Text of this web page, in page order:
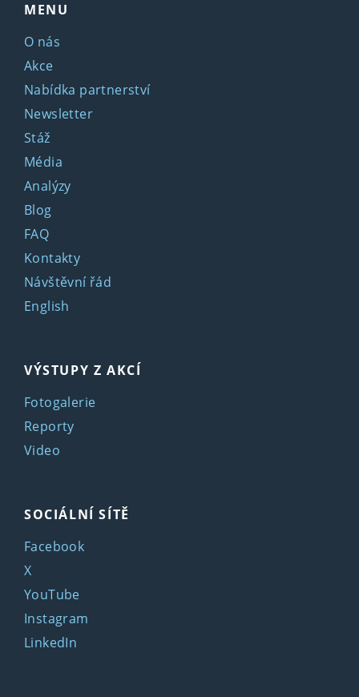
MENU
O nás
Akce
Nabídka partnerství
Newsletter
Stáž
Média
Analýzy
Blog
FAQ
Kontakty
Návštěvní řád
English
VÝSTUPY Z AKCÍ
Fotogalerie
Reporty
Video
SOCIÁLNÍ SÍTĚ
Facebook
X
YouTube
Instagram
LinkedIn